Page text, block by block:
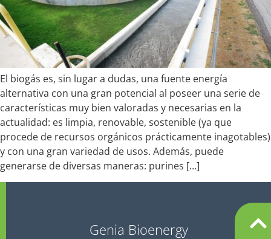
El biogás es, sin lugar a dudas, una fuente energía
alternativa con una gran potencial al poseer una serie de
características muy bien valoradas y necesarias en la
actualidad: es limpia, renovable, sostenible (ya que
procede de recursos orgánicos prácticamente inagotables)
y con una gran variedad de usos. Además, puede
generarse de diversas maneras: purines […]
Genia Bioenergy